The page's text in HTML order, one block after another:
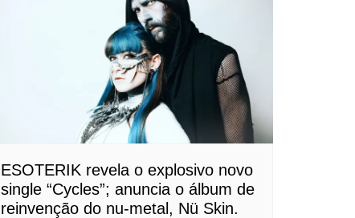
ESOTERIK revela o explosivo novo
single “Cycles”; anuncia o álbum de
reinvenção do nu-metal, Nü Skin.